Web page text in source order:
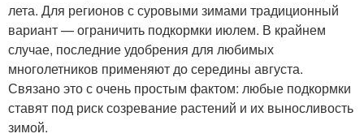
лета. Для регионов с суровыми зимами традиционный
вариант — ограничить подкормки июлем. В крайнем
случае, последние удобрения для любимых
многолетников применяют до середины августа.
Связано это с очень простым фактом: любые подкормки
ставят под риск созревание растений и их выносливость
зимой.